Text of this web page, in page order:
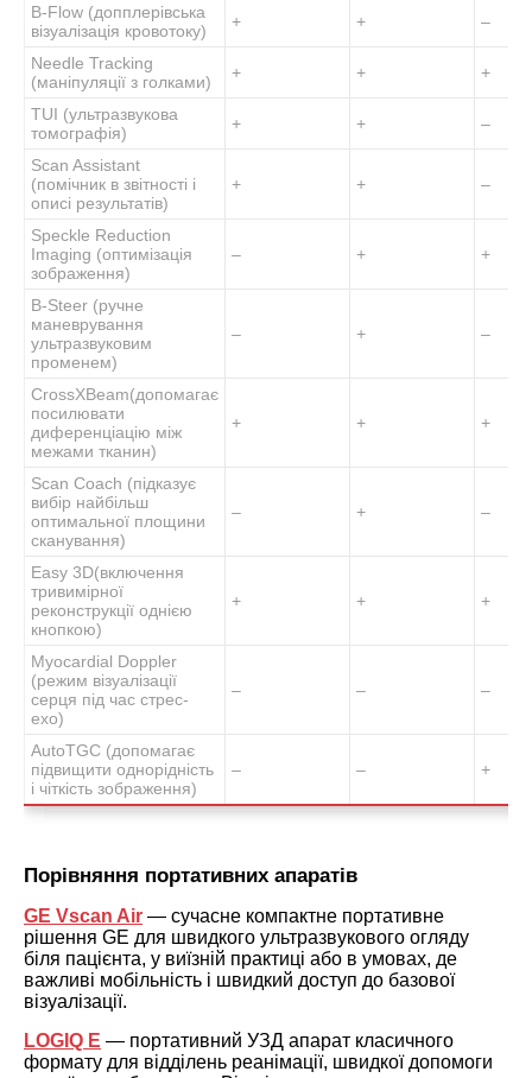
В-Flow (допплерівська
візуалізація кровотоку)
+ + –
Needle Tracking
(маніпуляції з голками)
+ + +
TUI (ультразвукова
томографія)
+ + –
Scan Assistant
(помічник в звітності і
описі результатів)
+ + –
Speckle Reduction
Imaging (оптимізація
зображення)
– + +
B-Steer (ручне
маневрування
ультразвуковим
променем)
– + –
CrossXBeam(допомагає
посилювати
диференціацію між
межами тканин)
+ + +
Scan Coach (підказує
вибір найбільш
оптимальної площини
сканування)
– + –
Easy 3D(включення
тривимірної
реконструкції однією
кнопкою)
+ + +
Myocardial Doppler
(режим візуалізації
серця під час стрес-
ехо)
– – –
AutoTGC (допомагає
підвищити однорідність
і чіткість зображення)
– – +
Порівняння портативних апаратів
GE Vscan Air — сучасне компактне портативне
рішення GE для швидкого ультразвукового огляду
біля пацієнта, у виїзній практиці або в умовах, де
важливі мобільність і швидкий доступ до базової
візуалізації.
LOGIQ E — портативний УЗД апарат класичного
формату для відділень реанімації, швидкої допомоги